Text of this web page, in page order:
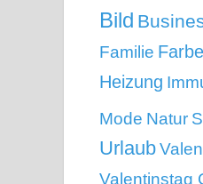
Bild
Familie Farbe
Heizung
Mode Natur
Urlaub
Valentinstag